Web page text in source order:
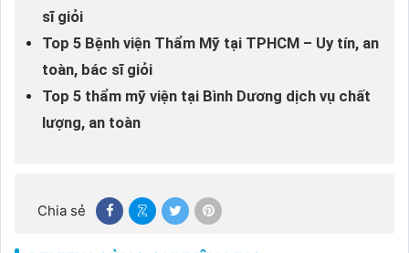
sĩ giỏi
Top 5 Bệnh viện Thẩm Mỹ tại TPHCM – Uy tín, an
toàn, bác sĩ giỏi
Top 5 thẩm mỹ viện tại Bình Dương dịch vụ chất
lượng, an toàn
Chia sẻ